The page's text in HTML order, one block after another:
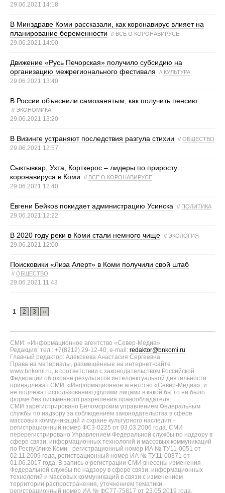
29.06.2021 14:18
В Минздраве Коми рассказали, как коронавирус влияет на
планирование беременности
// ВСЕ О КОРОНАВИРУСЕ
29.06.2021 14:00
Движение «Русь Печорская» получило субсидию на
организацию межрегионального фестиваля
// КУЛЬТУРА
29.06.2021 13:40
В России объяснили самозанятым, как получить пенсию
// ЭКОНОМИКА
29.06.2021 13:20
В Визинге устраняют последствия разгула стихии // ОБЩЕСТВО
29.06.2021 12:57
Сыктывкар, Ухта, Корткерос – лидеры по приросту
коронавируса в Коми
// ВСЕ О КОРОНАВИРУСЕ
29.06.2021 12:40
Евгени Бейков покидает администрацию Усинска // ПОЛИТИКА
29.06.2021 12:22
В 2020 году реки в Коми стали немного чище // ЭКОЛОГИЯ
29.06.2021 12:00
Поисковики «Лиза Алерт» в Коми получили свой штаб
// ОБЩЕСТВО
29.06.2021 11:43
1 2 3 »
СМИ: «Информационное агентство «Север-Медиа»
Редакция: тел.: +7(8212) 29-12-40, e-mail: redaktor@bnkomi.ru
Главный редактор: Алексеева Анастасия Сергеевна.
Права на материалы, размещённые на интернет-сайте
www.bnkomi.ru, в соответствии с законодательством Российской
Федерации об охране результатов интеллектуальной деятельности
принадлежат СМИ: «Информационное агентство «Север-Медиа», и
не подлежат использованию другими лицами в какой бы то ни было
форме без письменного разрешения правообладателя.
СМИ зарегистрировано Беломорским управлением Федеральным
службы по надзору за соблюдением законодательства в сфере
массовых коммуникаций и охране культурного наследия -
регистрационный номер ФС3-0225 от 03.03.2006 года. СМИ
перерегистрировано Управлением Федеральной службы по надзору в
сфере связи, информационных технологий и массовых коммуникаций
по Республике Коми - регистрационный номер ИА № ТУ11-0051 от
02.11.2009 года, регистрационный номер ИА № ТУ11-00371 от
01.06.2017 года. В запись о регистрации СМИ внесены изменения
Федеральной службы по надзору в сфере связи, информационных
технологий и массовых коммуникаций в связи с изменением
территории распространения, уточнением тематики -
регистрационный номер ИА № ФС77-75817 от 23.05.2019 года.